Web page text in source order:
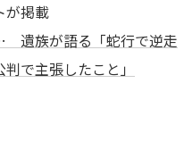
が掲載
遺族が語る「蛇行で逆走
で主張したこと」